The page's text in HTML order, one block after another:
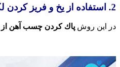
2. استفاده از یخ و فریز کردن لکه
در این روش پاك كردن چسب آهن